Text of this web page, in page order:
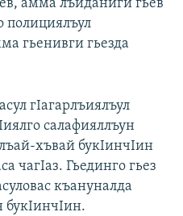
амма лъиданиги гьев
полициялъул
гьенивги гьезда
гIагарлъиялъул
салафияллъун
хъвай букIинчIин
чагIаз. Гьединго гьез
къануналда
букIинчIин.